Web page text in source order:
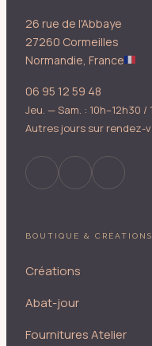
26 rue de l'Abbaye
27260 Cormeilles
Normandie, France
06 95 12 59 48
Jeu. — Sam. : 10h–12h30 /
Autres jours sur rendez-
BOUTIQUE & CRÉATIONS
Créations
Abat-jour
Fournitures Atelier